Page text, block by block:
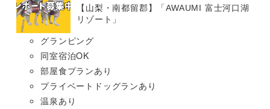
【山梨・南都留郡】「AWAUMI 富士河口湖
リゾート」
グランピング
同室宿泊OK
部屋食プランあり
プライベートドッグランあり
温泉あり